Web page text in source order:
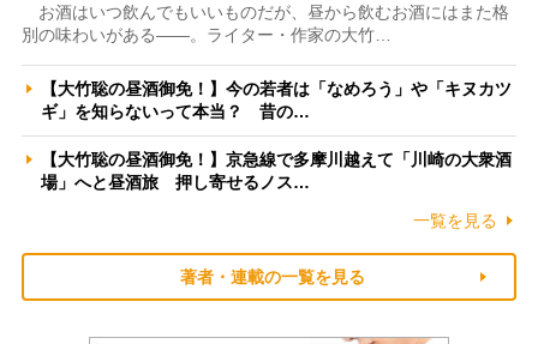
お酒はいつ飲んでもいいものだが、昼から飲むお酒にはまた格
別の味わいがある――。ライター・作家の大竹…
【大竹聡の昼酒御免！】今の若者は「なめろう」や「キヌカツ
ギ」を知らないって本当？ 昔の…
【大竹聡の昼酒御免！】京急線で多摩川越えて「川崎の大衆酒
場」へと昼酒旅 押し寄せるノス…
一覧を見る
著者・連載の一覧を見る